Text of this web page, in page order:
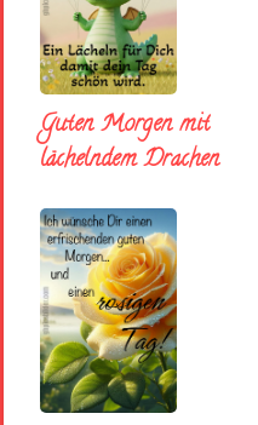
Guten Morgen mit
lächelndem Drachen